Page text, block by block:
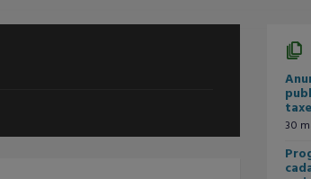
30